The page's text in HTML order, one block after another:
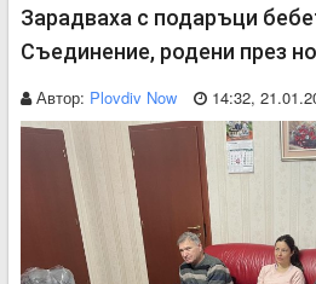
Зарадваха с подаръци
Съединение, родени през
Автор: Plovdiv Now 14:32,